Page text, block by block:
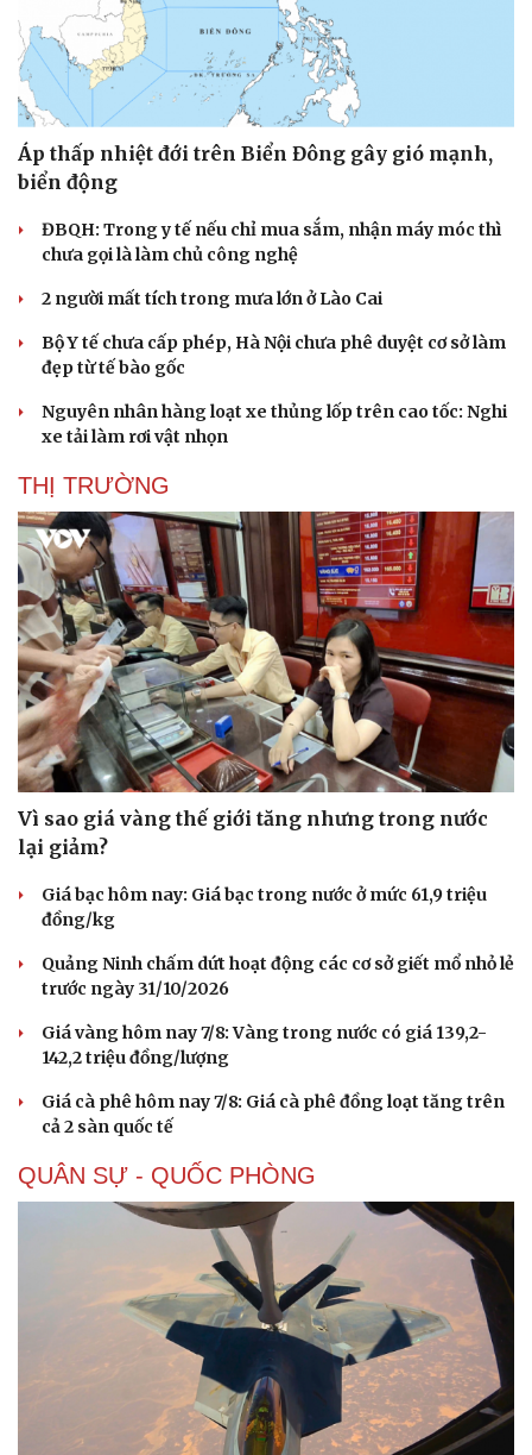
Thông tin doanh nghiệp
Doanh nghiệp 24h
Doanh nhân
Vì cộng đồng
Sành điệu
Trải nghiệm
Chuyển đổi số
Áp thấp nhiệt đới trên Biển Đông gây gió mạnh,
biển động
ĐBQH: Trong y tế nếu chỉ mua sắm, nhận máy móc thì
chưa gọi là làm chủ công nghệ
2 người mất tích trong mưa lớn ở Lào Cai
Bộ Y tế chưa cấp phép, Hà Nội chưa phê duyệt cơ sở làm
đẹp từ tế bào gốc
Nguyên nhân hàng loạt xe thủng lốp trên cao tốc: Nghi
xe tải làm rơi vật nhọn
THỊ TRƯỜNG
Vì sao giá vàng thế giới tăng nhưng trong nước
lại giảm?
Giá bạc hôm nay: Giá bạc trong nước ở mức 61,9 triệu
đồng/kg
Quảng Ninh chấm dứt hoạt động các cơ sở giết mổ nhỏ lẻ
trước ngày 31/10/2026
Giá vàng hôm nay 7/8: Vàng trong nước có giá 139,2-
142,2 triệu đồng/lượng
Giá cà phê hôm nay 7/8: Giá cà phê đồng loạt tăng trên
cả 2 sàn quốc tế
QUÂN SỰ - QUỐC PHÒNG